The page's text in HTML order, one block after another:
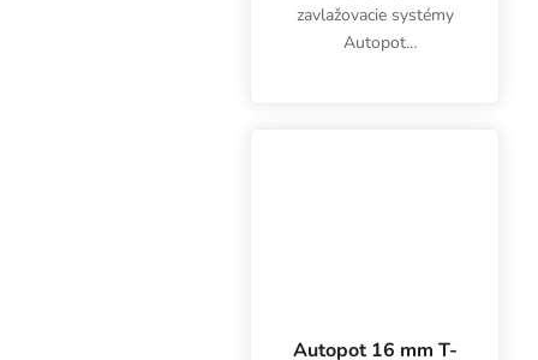
zavlažovacie systémy
Autopot
Autopot 16 mm T-